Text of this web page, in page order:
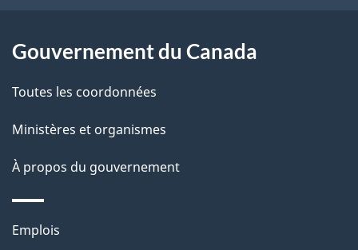
Gouvernement du Canada
Toutes les coordonnées
Ministères et organismes
À propos du gouvernement
Thèmes
Emplois